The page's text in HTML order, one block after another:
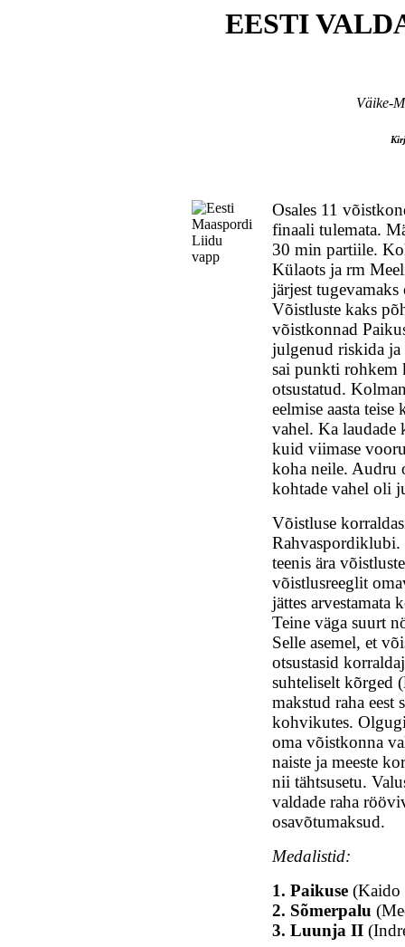
EESTI
Väike-
Osales 11
finaali tulemata.
30 min partiile.
Külaots ja rm
järjest tugevamaks
Võistluste kaks
võistkonnad
julgenud riskida
sai punkti rohkem
otsustatud.
eelmise aasta
vahel. Ka laudade
kuid viimase
koha neile. Audru
kohtade vahel oli
Võistluse
Rahvaspordiklubi.
teenis ära
võistlusreeglit
jättes arvestamata
Teine väga suurt
Selle asemel, et
otsustasid
suhteliselt kõrged
makstud raha eest
kohvikutes.
oma võistkonna
naiste ja meeste
nii tähtsusetu.
valdade raha
osavõtumaksud.
Medalistid:
1. Paikuse (Kaido
2. Sõmerpalu
3. Luunja II